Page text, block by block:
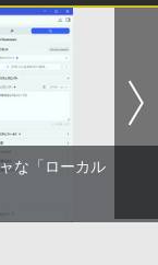
液晶ディスプ
1920×1080/10
Type-C/VESA/5
ワイト) LCD-C2
品]HUNTER×H
ー (1-39巻 最新
]
記〜俺の異世界
書籍】[ KAKER
版】AOKIMI ワイヤ
ヤホン V12 小型
最大36時間再生 ぶ
ノイズキャン
Type-C充電 マイク
整 スポーツ/通勤/通
イト)
Buds 8 Lite ワイヤ
ノイズキャンセ
レス 500ml ×24本
ミリリットル (Sm
from 爽健美茶 ラ
ロ版 39 (ジャンプ
たり 9巻 (デジタル
ス)
な「ローカル